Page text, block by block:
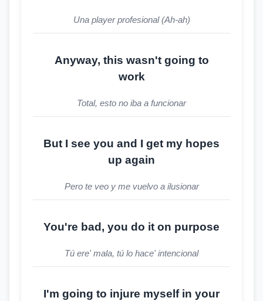
Una player profesional (Ah-ah)
Anyway, this wasn't going to
work
Total, esto no iba a funcionar
But I see you and I get my hopes
up again
Pero te veo y me vuelvo a ilusionar
You're bad, you do it on purpose
Tú ere' mala, tú lo hace' intencional
I'm going to injure myself in your